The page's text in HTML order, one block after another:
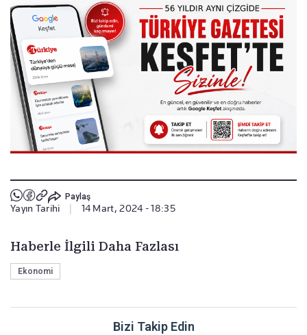
Paylaş
Yayın Tarihi 14 Mart, 2024 - 18:35
Haberle İlgili Daha Fazlası
Ekonomi
Bizi Takip Edin